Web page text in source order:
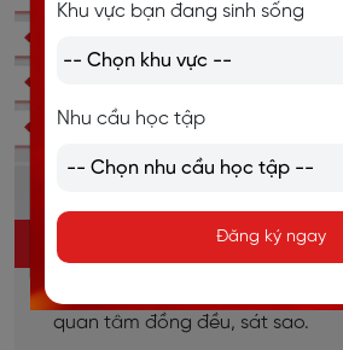
KHÓA HỌC IELTS
Sĩ số lớp nhỏ (7-10 học viên),
quan tâm đồng đều, sát sao.
Khu vực bạn đang sinh sống
Nhu cầu học tập
Đăng ký ngay